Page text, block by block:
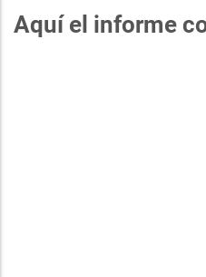
Aquí el informe